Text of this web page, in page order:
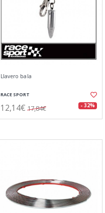
Llavero bala
RACE SPORT
12,14€ 17,84€ - 32%